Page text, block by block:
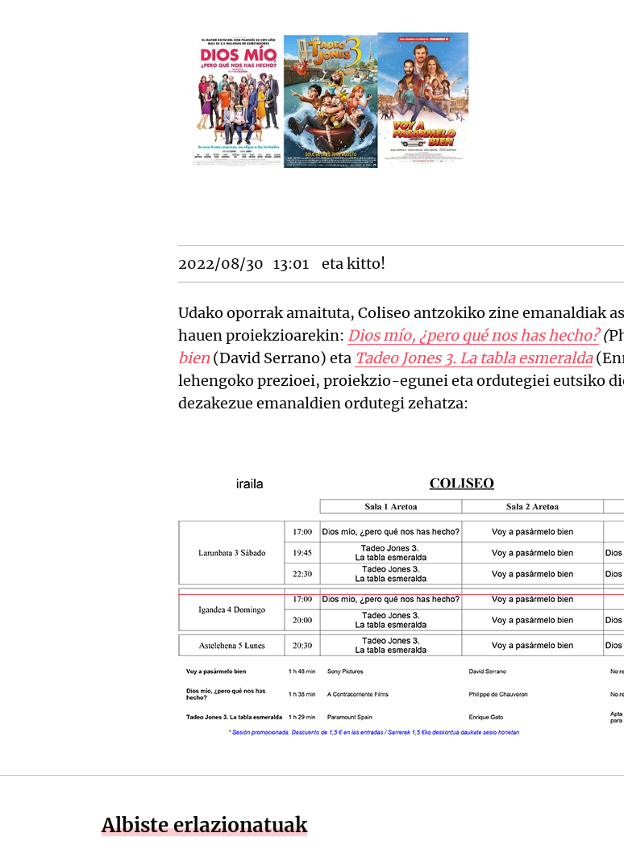
2022/08/30 13:01 eta kitto!
Udako oporrak amaituta, Coliseo antzokiko zine emanaldiak
hauen proiekzioarekin: Dios mío, ¿pero qué nos has hecho?(
bien (David Serrano) eta Tadeo Jones 3. La tabla esmeralda
lehengoko prezioei, proiekzio-egunei eta ordutegiei eutsiko
dezakezue emanaldien ordutegi zehatza:
Albiste erlazionatuak